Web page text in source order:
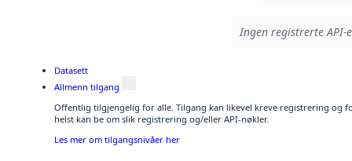
Ingen registrerte
Datasett
Allmenn tilgang
Offentlig tilgjengelig for alle. Tilgang kan likevel kreve registrering og
helst kan be om slik registrering og/eller API-nøkler.
Les mer om tilgangsnivåer her